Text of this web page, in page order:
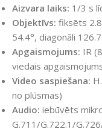
Aizvara laiks: 1/3 s
Objektīvs: fiksēts
54.4°, diagonāli
Apgaismojums: IR
viedais
Video saspiešana:
no plūsmas)
Audio: iebūvēts
G.711/G.722.1/